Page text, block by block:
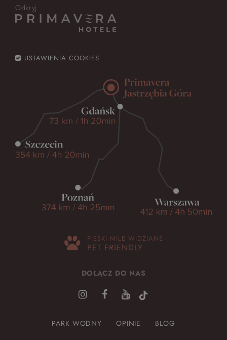
Odkryj
USTAWIENIA COOKIES
PIESKI MILE WIDZIANE
PET FRIENDLY
DOŁĄCZ DO NAS
PARK WODNY OPINIE BLOG